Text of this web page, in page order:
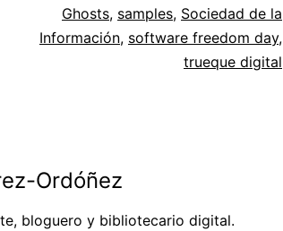
Ghosts, samples, Sociedad de la
Información, software freedom day,
trueque digital
Ordóñez
bloguero y bibliotecario digital.